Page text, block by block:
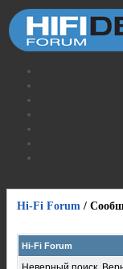
Hi-Fi Forum /
Hi-Fi Forum